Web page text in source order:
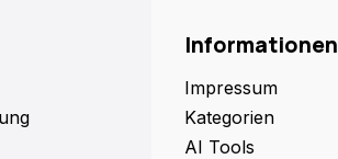
Informationen
Impressum
Kategorien
AI Tools